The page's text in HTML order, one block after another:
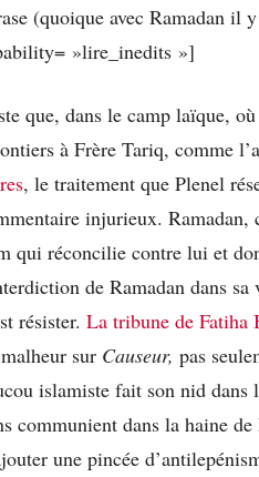
(quoique avec Ramadan il
»lire_inedits »]
que, dans le camp laïque,
à Frère Tariq, comme
, le traitement que Plenel
injurieux. Ramadan,
qui réconcilie contre lui et
de Ramadan dans
résister. La tribune de Fatiha
sur Causeur, pas
islamiste fait son nid dans
communient dans la haine
une pincée